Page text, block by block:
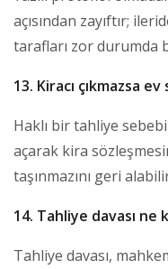
açısından zayıftır;
tarafları zor durumda
13. Kiracı çıkmazsa
Haklı bir tahliye
açarak kira
taşınmazını geri
14. Tahliye davası ne
Tahliye davası,